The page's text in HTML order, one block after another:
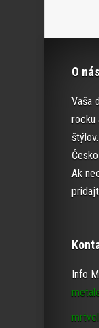
O nás
Vaša
rocku
Ak
Info